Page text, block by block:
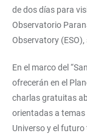
de dos días para
Observatorio
Observatory
En el marco del
ofrecerán en el
charlas gratuitas
orientadas a temas
Universo y el futuro